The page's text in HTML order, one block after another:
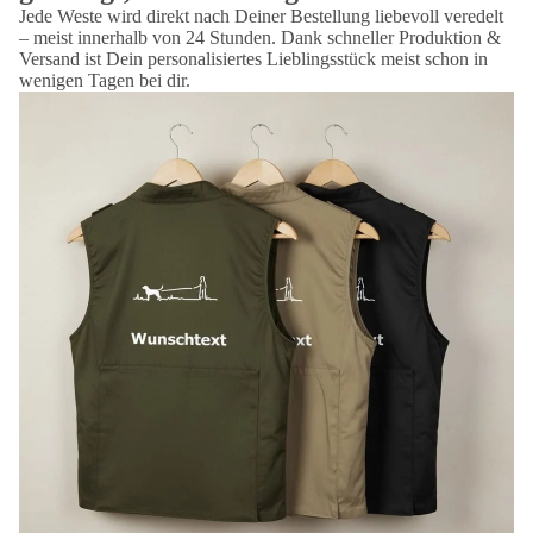
Jede Weste wird direkt nach Deiner Bestellung liebevoll veredelt
– meist innerhalb von 24 Stunden. Dank schneller Produktion &
Versand ist Dein personalisiertes Lieblingsstück meist schon in
wenigen Tagen bei dir.